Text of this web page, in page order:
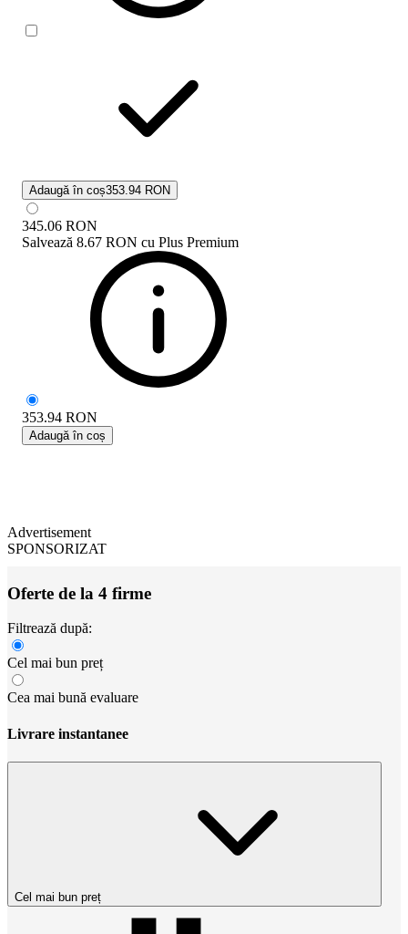
Adaugă în coș353.94 RON
345.06 RON
Salvează 8.67 RON cu Plus Premium
353.94 RON
Adaugă în coș
Advertisement
SPONSORIZAT
Oferte de la 4 firme
Filtrează după:
Cel mai bun preț
Cea mai bună evaluare
Livrare instantanee
Cel mai bun preț